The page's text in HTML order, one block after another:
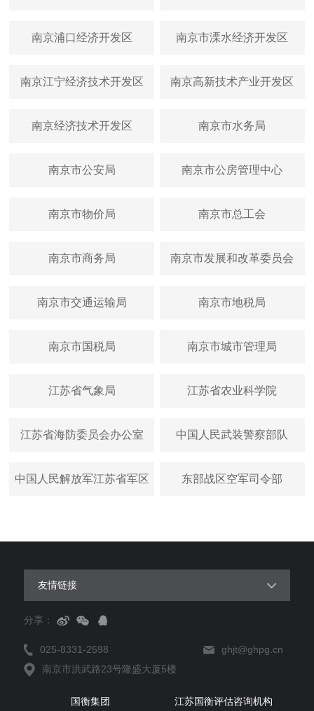
南京浦口经济开发区 南京市溧水经济开发区
南京江宁经济技术开发区 南京高新技术产业开发区
南京经济技术开发区 南京市水务局
南京市公安局 南京市公房管理中心
南京市物价局 南京市总工会
南京市商务局 南京市发展和改革委员会
南京市交通运输局 南京市地税局
南京市国税局 南京市城市管理局
江苏省气象局 江苏省农业科学院
江苏省海防委员会办公室 中国人民武装警察部队
中国人民解放军江苏省军区 东部战区空军司令部
友情链接
分享：
025-8331-2598
ghjt@ghpg.cn
南京市洪武路23号隆盛大厦5楼
国衡集团 江苏国衡评估咨询机构